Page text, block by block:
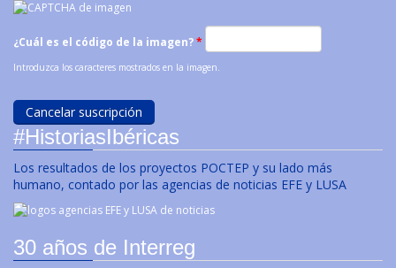
¿Cuál es el código de la imagen?*
Introduzca los caracteres mostrados en la imagen.
#HistoriasIbéricas
Los resultados de los proyectos POCTEP y su lado más
humano, contado por las agencias de noticias EFE y LUSA
30 años de Interreg